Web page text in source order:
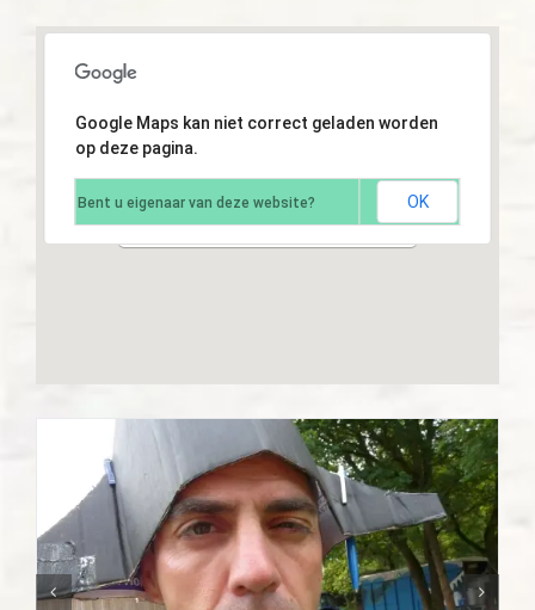
Kamp 2012, Meijel
Google Maps kan niet correct geladen worden
op deze pagina.
Bent u eigenaar van deze website? OK